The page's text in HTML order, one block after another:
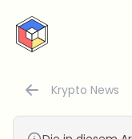
CryptoTicker
Krypto News